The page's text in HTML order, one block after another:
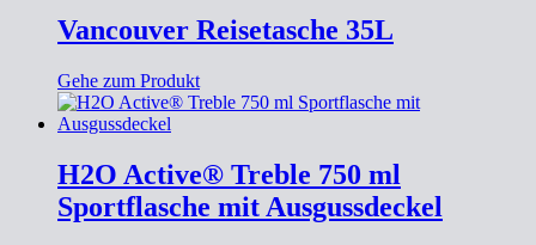
Vancouver Reisetasche 35L
Gehe zum Produkt
H2O Active® Treble 750 ml
Sportflasche mit Ausgussdeckel